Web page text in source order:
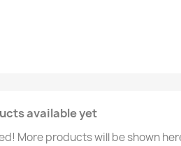
available yet
More products will be shown